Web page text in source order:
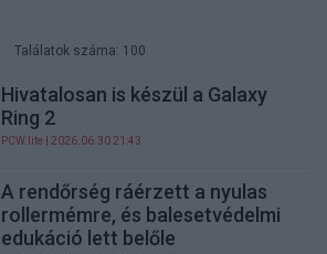
Találatok száma: 100
Hivatalosan is készül a Galaxy
Ring 2
PCW.lite | 2026.06.30 21:43
A rendőrség ráérzett a nyulas
rollermémre, és balesetvédelmi
edukáció lett belőle